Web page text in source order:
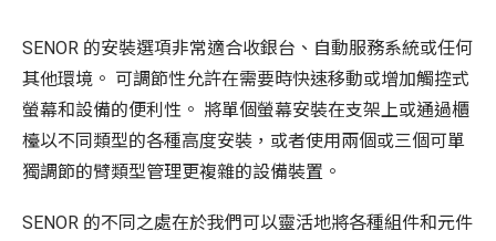
SENOR 的安裝選項非常適合收銀台、自動服務系統或任何
其他環境。 可調節性允許在需要時快速移動或增加觸控式
螢幕和設備的便利性。 將單個螢幕安裝在支架上或通過櫃
檯以不同類型的各種高度安裝，或者使用兩個或三個可單
獨調節的臂類型管理更複雜的設備裝置。
SENOR 的不同之處在於我們可以靈活地將各種組件和元件